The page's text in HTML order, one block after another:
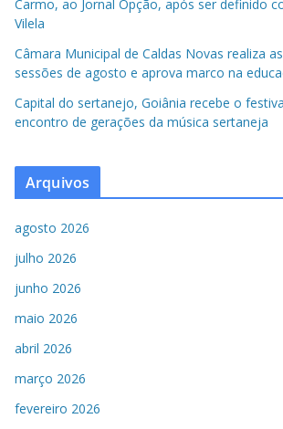
Carmo, ao Jornal Opção, após ser definido
Vilela
Câmara Municipal de Caldas Novas realiza
sessões de agosto e aprova marco na
Capital do sertanejo, Goiânia recebe o
encontro de gerações da música sertaneja
Arquivos
agosto 2026
julho 2026
junho 2026
maio 2026
abril 2026
março 2026
fevereiro 2026